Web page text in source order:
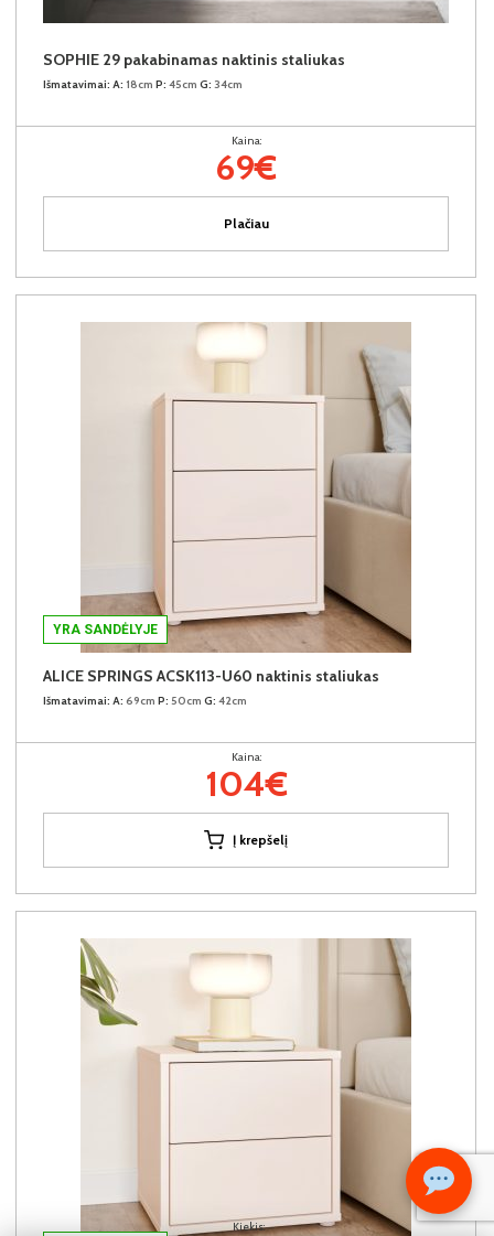
Kiekis:
SOPHIE 29 pakabinamas naktinis staliukas
Išmatavimai: A: 18cm P: 45cm G: 34cm
Kaina:
69€
Plačiau
YRA SANDĖLYJE
ALICE SPRINGS ACSK113-U60 naktinis staliukas
Išmatavimai: A: 69cm P: 50cm G: 42cm
Kaina:
104€
Į krepšelį